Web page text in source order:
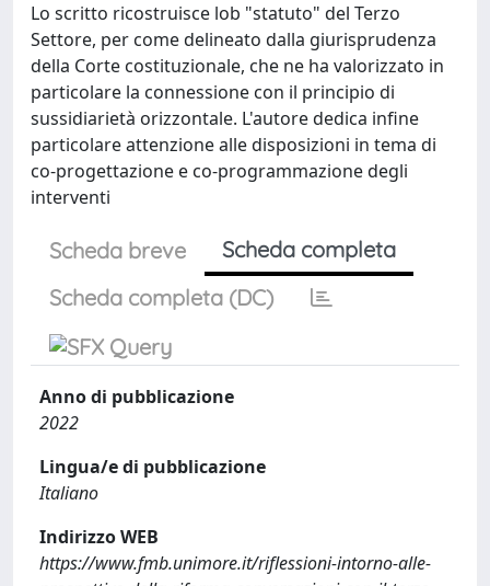
Lo scritto ricostruisce lob "statuto" del Terzo
Settore, per come delineato dalla giurisprudenza
della Corte costituzionale, che ne ha valorizzato in
particolare la connessione con il principio di
sussidiarietà orizzontale. L'autore dedica infine
particolare attenzione alle disposizioni in tema di
co-progettazione e co-programmazione degli
interventi
Scheda breve
Scheda completa
Scheda completa (DC)
Anno di pubblicazione
2022
Lingua/e di pubblicazione
Italiano
Indirizzo WEB
https://www.fmb.unimore.it/riflessioni-intorno-alle-